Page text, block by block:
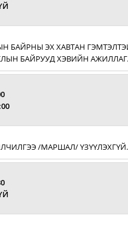
БАЙРНЫ ЭХ ХАВТАН
БАЙРУУД ХЭВИЙН
/МАРШАЛ/ ҮЗҮҮЛЭХГҮЙ.